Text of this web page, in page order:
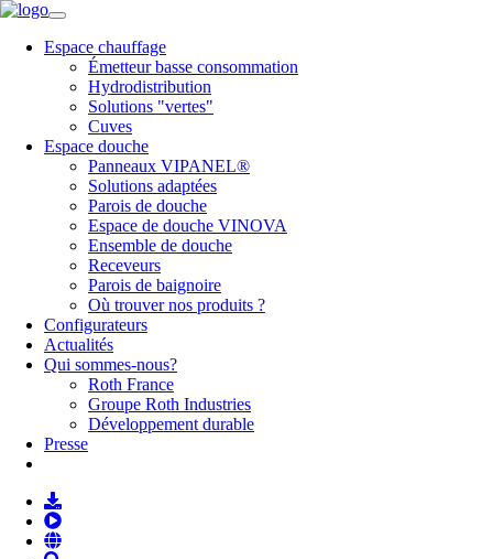
Espace chauffage
Émetteur basse consommation
Hydrodistribution
Solutions "vertes"
Cuves
Espace douche
Panneaux VIPANEL®
Solutions adaptées
Parois de douche
Espace de douche VINOVA
Ensemble de douche
Receveurs
Parois de baignoire
Où trouver nos produits ?
Configurateurs
Actualités
Qui sommes-nous?
Roth France
Groupe Roth Industries
Développement durable
Presse